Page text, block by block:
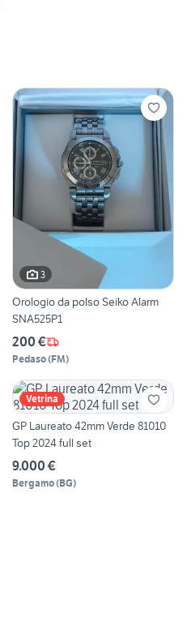
3
Orologio da polso Seiko Alarm
SNA525P1
200 €
Pedaso(FM)
Vetrina
GP Laureato 42mm Verde 81010
Top 2024 full set
9.000 €
Bergamo(BG)